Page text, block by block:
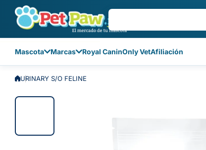
Saltar al contenido
Mascota Marcas Royal CaninOnly VetAfiliación
URINARY S/O FELINE